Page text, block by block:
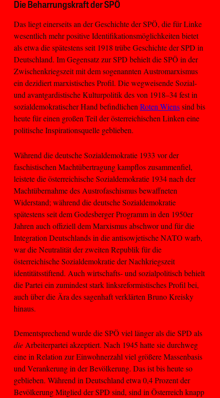
Die Beharrungskraft der SPÖ
Das liegt einerseits an der Geschichte der SPÖ, die für Linke
wesentlich mehr positive Identifikationsmöglichkeiten bietet
als etwa die spätestens seit 1918 trübe Geschichte der SPD in
Deutschland. Im Gegensatz zur SPD behielt die SPÖ in der
Zwischenkriegszeit mit dem sogenannten Austromarxismus
ein dezidiert marxistisches Profil. Die wegweisende Sozial-
und avantgardistische Kulturpolitik des von 1918–34 fest in
sozialdemokratischer Hand befindlichenRoten Wienssind bis
heute für einen großen Teil der österreichischen Linken eine
politische Inspirationsquelle geblieben.
Während die deutsche Sozialdemokratie 1933 vor der
faschistischen Machtübertragung kampflos zusammenfiel,
leistete die österreichische Sozialdemokratie 1934 nach der
Machtübernahme des Austrofaschismus bewaffneten
Widerstand; während die deutsche Sozialdemokratie
spätestens seit dem Godesberger Programm in den 1950er
Jahren auch offiziell dem Marxismus abschwor und für die
Integration Deutschlands in die antisowjetische NATO warb,
war die Neutralität der zweiten Republik für die
österreichische Sozialdemokratie der Nachkriegszeit
identitätsstiftend. Auch wirtschafts- und sozialpolitisch behielt
die Partei ein zumindest stark linksreformistisches Profil bei,
auch über die Ära des sagenhaft verklärten Bruno Kreisky
hinaus.
Dementsprechend wurde die SPÖ viel länger als die SPD als
dieArbeiterpartei akzeptiert. Nach 1945 hatte sie durchweg
eine in Relation zur Einwohnerzahl viel größere Massenbasis
und Verankerung in der Bevölkerung. Das ist bis heute so
geblieben. Während in Deutschland etwa 0,4 Prozent der
Bevölkerung Mitglied der SPD sind, sind in Österreich knapp